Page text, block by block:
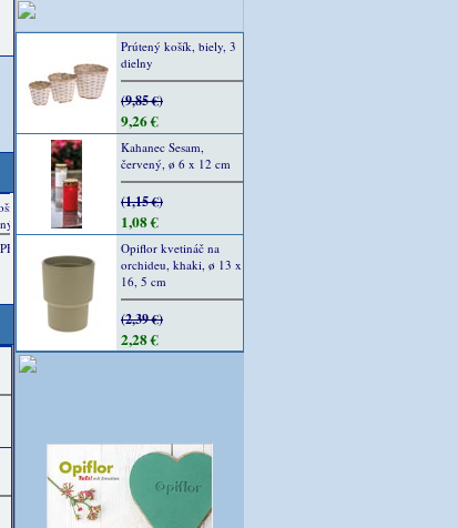
Prútený košík, biely, 3
dielny
(9,85 €)
9,26 €
Kahanec Sesam,
červený, ø 6 x 12 cm
(1,15 €)
1,08 €
Opiflor kvetináč na
orchideu, khaki, ø 13 x
16, 5 cm
(2,39 €)
2,28 €